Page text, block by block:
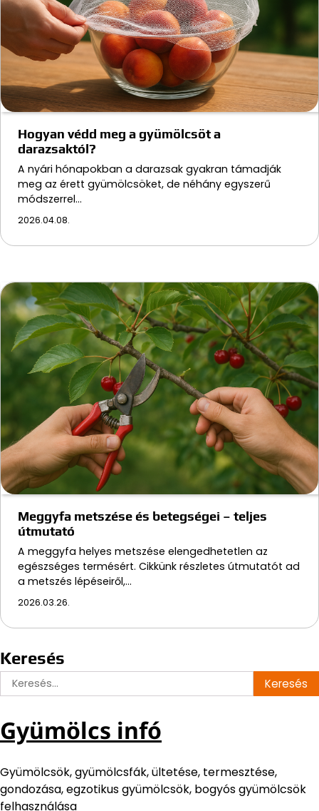
Hogyan védd meg a gyümölcsöt a
darazsaktól?
A nyári hónapokban a darazsak gyakran támadják
meg az érett gyümölcsöket, de néhány egyszerű
módszerrel…
2026.04.08.
Meggyfa metszése és betegségei – teljes
útmutató
A meggyfa helyes metszése elengedhetetlen az
egészséges termésért. Cikkünk részletes útmutatót ad
a metszés lépéseiről,…
2026.03.26.
Keresés
Keresés:
Gyümölcs infó
Gyümölcsök, gyümölcsfák, ültetése, termesztése,
gondozása, egzotikus gyümölcsök, bogyós gyümölcsök
felhasználása